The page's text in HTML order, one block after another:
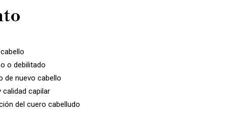
o debilitado
de nuevo cabello
calidad capilar
del cuero cabelludo